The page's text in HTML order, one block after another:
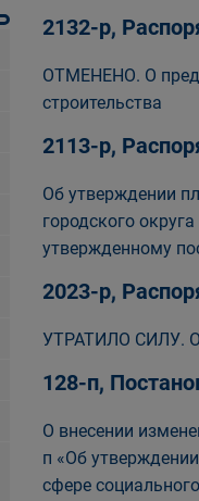
2132-р,
ОТМЕНЕНО. О
строительства
2113-р,
Об утверждении
городского
утвержденному
2023-р,
УТРАТИЛО СИЛУ. О
128-п,
О внесении
п «Об
сфере